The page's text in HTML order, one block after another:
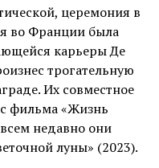
церемония в
во Франции была
карьеры Де
трогательную
Их совместное
с фильма «Жизнь
недавно они
луны» (2023).